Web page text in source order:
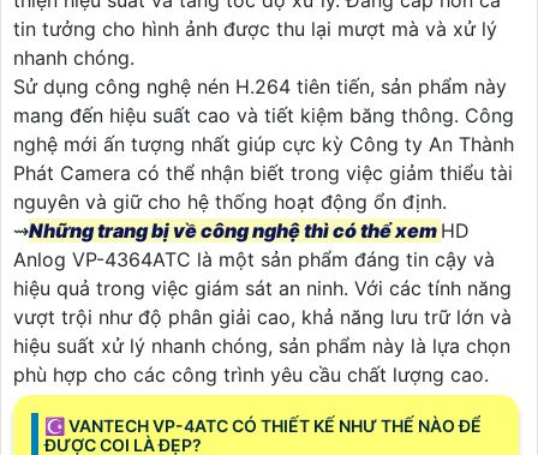
trang bịđặc biệt quan trọng khi sử dụng trong việc
giám sát an ninh.
Sản phẩm còn có chức năng vượt trội thu hình ổn định
và hỗ trợ 1 ổ cứng lên đến 10TB, cho phép lưu trữ một
lượng lớn dữ liệu. 📸Những công nghệ ấn tượng được
tích hợp rất Tiên ích cần thiết cho việc lưu trữ và phân
tích các dữ liệu quan trọng.
Một ưu điểm khác của HD Anlog VP-4364ATC là tính
năng thông minh với công nghệ chuyên dụng, giúp cải
thiện hiệu suất và tăng tốc độ xử lý. Đẳng cấp hơn cả
tin tưởng cho hình ảnh được thu lại mượt mà và xử lý
nhanh chóng.
Sử dụng công nghệ nén H.264 tiên tiến, sản phẩm này
mang đến hiệu suất cao và tiết kiệm băng thông. Công
nghệ mới ấn tượng nhất giúp cực kỳ Công ty An Thành
Phát Camera có thể nhận biết trong việc giảm thiểu tài